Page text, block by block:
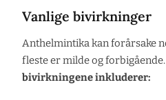
Vanlige bivirkninger
Anthelmintika kan forårsake
fleste er milde og forbigående.
bivirkningene inkluderer: